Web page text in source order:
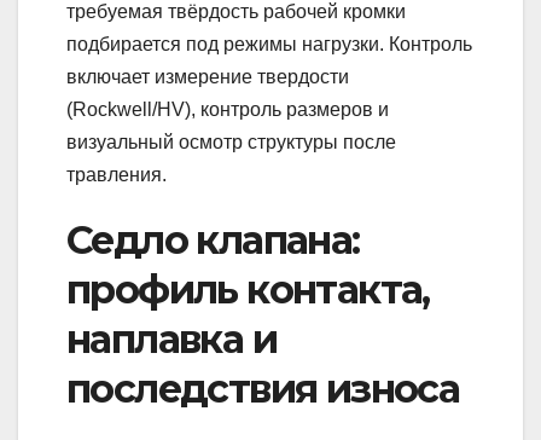
требуемая твёрдость рабочей кромки
подбирается под режимы нагрузки. Контроль
включает измерение твердости
(Rockwell/HV), контроль размеров и
визуальный осмотр структуры после
травления.
Седло клапана:
профиль контакта,
наплавка и
последствия износа